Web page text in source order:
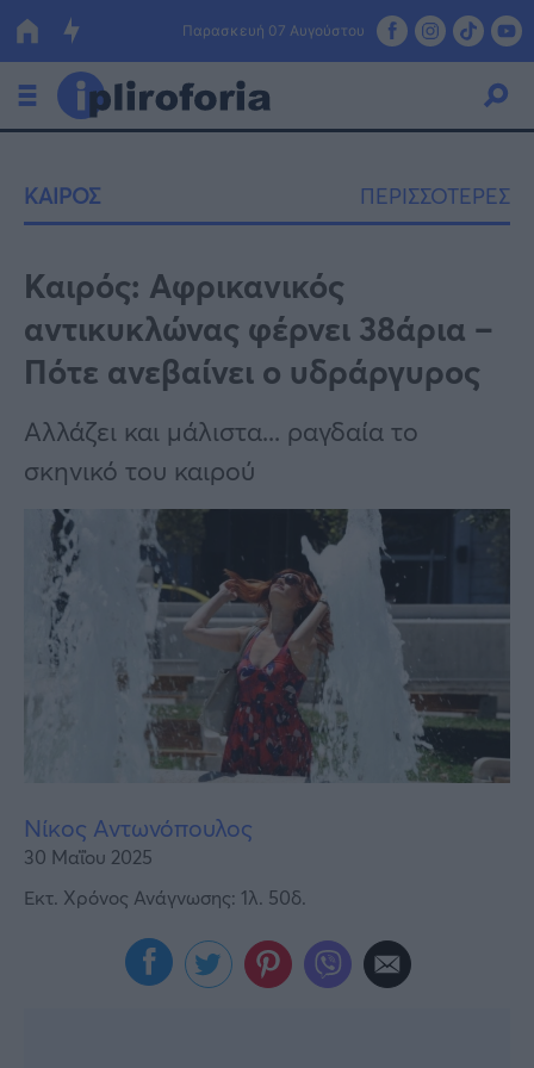
Παρασκευή 07 Αυγούστου
Οικονομία
Πολιτική
Τράπεζες
Επιδοτήσεις
ΕΣΠΑ
Κόσμος
Lifestyle
Αθλητικά
Υγεία
Γυναίκα
Καιρός
ΚΑΙΡΟΣ ΠΕΡΙΣΣΟΤΕΡΕΣ
Καιρός: Αφρικανικός
αντικυκλώνας φέρνει 38άρια –
Πότε ανεβαίνει ο υδράργυρος
Αλλάζει και μάλιστα... ραγδαία το
σκηνικό του καιρού
Νίκος Αντωνόπουλος
30 Μαΐου 2025
Εκτ. Χρόνος Ανάγνωσης: 1λ. 50δ.